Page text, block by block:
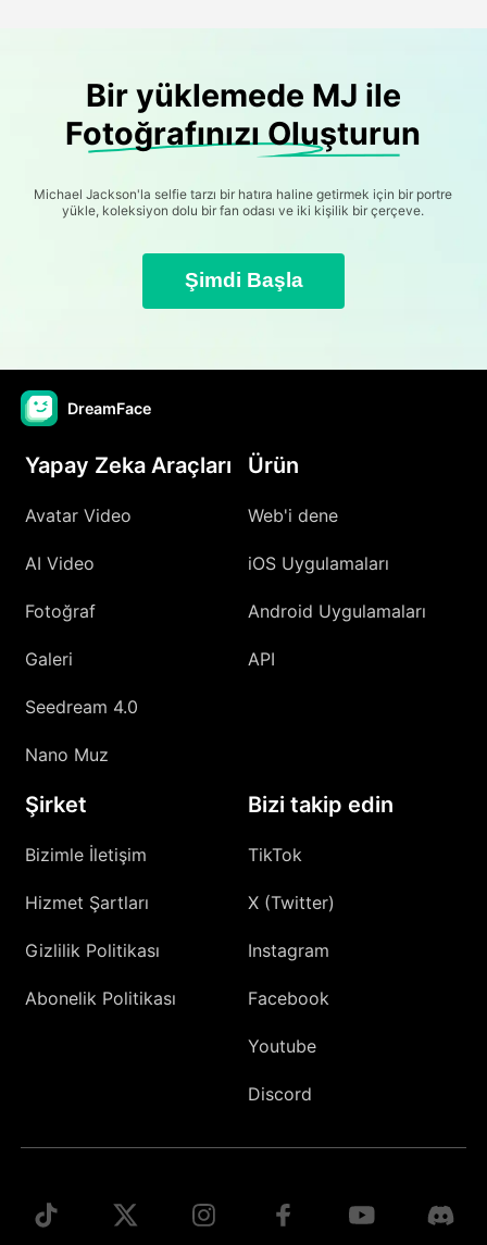
Bir yüklemede MJ ile
Fotoğrafınızı Oluşturun
Michael Jackson'la selfie tarzı bir hatıra haline getirmek için bir portre
yükle, koleksiyon dolu bir fan odası ve iki kişilik bir çerçeve.
Şimdi Başla
DreamFace
Yapay Zeka Araçları
Avatar Video
AI Video
Fotoğraf
Galeri
Seedream 4.0
Nano Muz
Ürün
Web'i dene
iOS Uygulamaları
Android Uygulamaları
API
Şirket
Bizimle İletişim
Hizmet Şartları
Gizlilik Politikası
Abonelik Politikası
Bizi takip edin
TikTok
X (Twitter)
Instagram
Facebook
Youtube
Discord